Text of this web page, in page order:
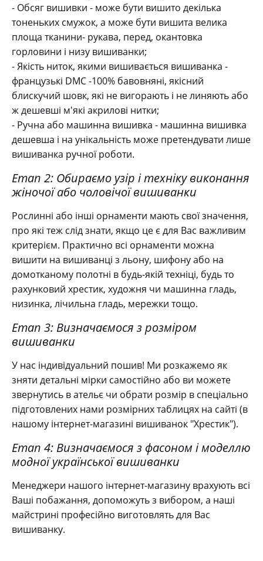
- Обсяг вишивки - може бути вишито декілька
тоненьких смужок, а може бути вишита велика
площа тканини- рукава, перед, окантовка
горловини і низу вишиванки;
- Якість ниток, якими вишивається вишиванка -
французькі DMC -100% бавовняні, якісний
блискучий шовк, які не вигорають і не линяють або
ж дешевші м'які акрилові нитки;
- Ручна або машинна вишивка - машинна вишивка
дешевша і на унікальність може претендувати лише
вишиванка ручної роботи.
Етап 2: Обираємо узір і техніку виконання
жіночої або чоловічої вишиванки
Рослинні або інші орнаменти мають свої значення,
про які теж слід знати, якщо це є для Вас важливим
критерієм. Практично всі орнаменти можна
вишити на вишиванці з льону, шифону або на
домотканому полотні в будь-якій техніці, будь то
рахунковий хрестик, художня чи машинна гладь,
низинка, лічильна гладь, мережки тощо.
Етап 3: Визначаємося з розміром
вишиванки
У нас індивідуальний пошив! Ми розкажемо як
зняти детальні мірки самостійно або ви можете
звернутись в ательє чи обрати розмір в спеціально
підготовлених нами розмірних таблицях на сайті (в
нашому інтернет-магазині вишиванок "Хрестик").
Етап 4: Визначаємося з фасоном і моделлю
модної української вишиванки
Менеджери нашого інтернет-магазину врахують всі
Ваші побажання, допоможуть з вибором, а наші
майстрині професійно виготовлять для Вас
вишиванку.